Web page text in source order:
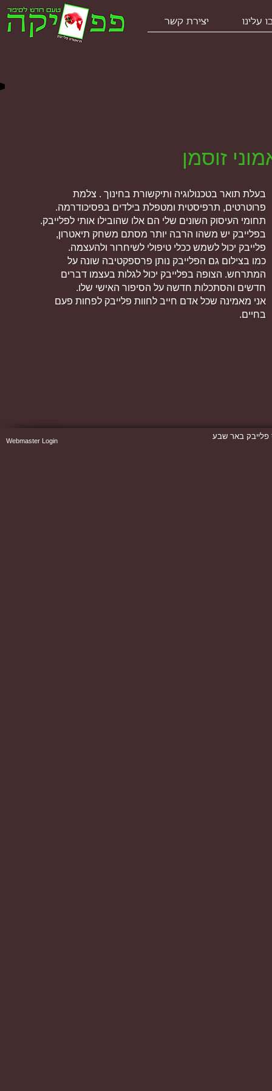
יצירת קשר עלינו
זוסמן
בעלת תואר בטכנולוגיה ותיקשורת בחינוך . צלמת
פרוטרטים, תרפיסטית ומטפלת בילדים בפסיכודרמה.
תחומי העיסוק השונים שלי הם אלו שהובילו אותי לפלייבק.
בפלייבק יש משהו הרבה יותר מסתם משחק תיאטרון,
פלייבק יכול לשמש ככלי טיפולי לשיחרור ולהעצמה.
כמו בצילום גם הפלייבק נותן פרספקטיבה שונה על
המתרחש. הצופה בפלייבק יכול לגלות בעצמו דברים
חדשים והסתכלות חדשה על הסיפור האישי שלו.
אני מאמינה שכל אדם חייב לחוות פלייבק לפחות פעם
בחיים.
Webmaster Login פלייבק באר שבע